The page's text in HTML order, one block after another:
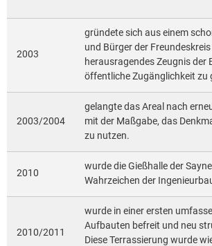
2003
gründete sich aus einem
und Bürger der
herausragendes Zeugnis
öffentliche Zugänglichkeit zu
2003/2004
gelangte das Areal nach
mit der Maßgabe, das
zu nutzen.
2010
wurde die Gießhalle der
Wahrzeichen der
2010/2011
wurde in einer ersten
Aufbauten befreit und neu
Diese Terrassierung wurde